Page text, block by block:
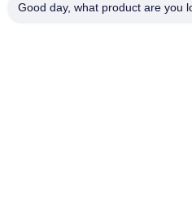
Good day, what product are you